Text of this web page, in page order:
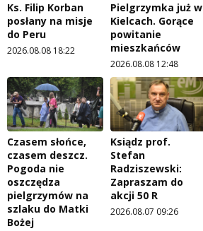
Ks. Filip Korban
posłany na misje
do Peru
2026.08.08 18:22
Pielgrzymka już w
Kielcach. Gorące
powitanie
mieszkańców
2026.08.08 12:48
Czasem słońce,
czasem deszcz.
Pogoda nie
oszczędza
pielgrzymów na
szlaku do Matki
Bożej
Ksiądz prof.
Stefan
Radziszewski:
Zapraszam do
akcji 50 R
2026.08.07 09:26